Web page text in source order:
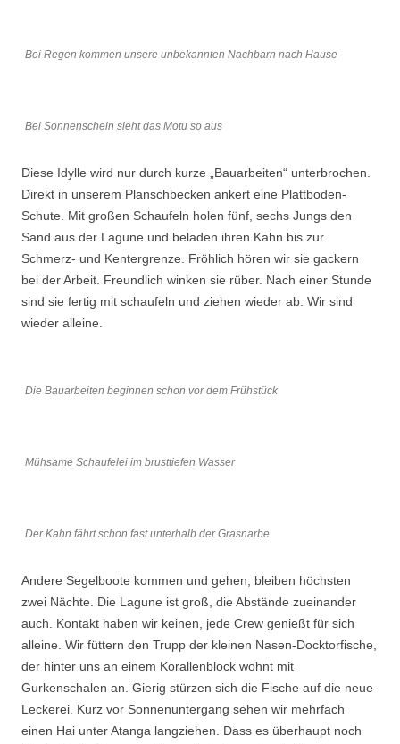
Bei Regen kommen unsere unbekannten Nachbarn nach Hause
Bei Sonnenschein sieht das Motu so aus
Diese Idylle wird nur durch kurze „Bauarbeiten“ unterbrochen.
Direkt in unserem Planschbecken ankert eine Plattboden-
Schute. Mit großen Schaufeln holen fünf, sechs Jungs den
Sand aus der Lagune und beladen ihren Kahn bis zur
Schmerz- und Kentergrenze. Fröhlich hören wir sie gackern
bei der Arbeit. Freundlich winken sie rüber. Nach einer Stunde
sind sie fertig mit schaufeln und ziehen wieder ab. Wir sind
wieder alleine.
Die Bauarbeiten beginnen schon vor dem Frühstück
Mühsame Schaufelei im brusttiefen Wasser
Der Kahn fährt schon fast unterhalb der Grasnarbe
Andere Segelboote kommen und gehen, bleiben höchsten
zwei Nächte. Die Lagune ist groß, die Abstände zueinander
auch. Kontakt haben wir keinen, jede Crew genießt für sich
alleine. Wir füttern den Trupp der kleinen Nasen-Docktorfische,
der hinter uns an einem Korallenblock wohnt mit
Gurkenschalen an. Gierig stürzen sich die Fische auf die neue
Leckerei. Kurz vor Sonnenuntergang sehen wir mehrfach
einen Hai unter Atanga langziehen. Dass es überhaupt noch